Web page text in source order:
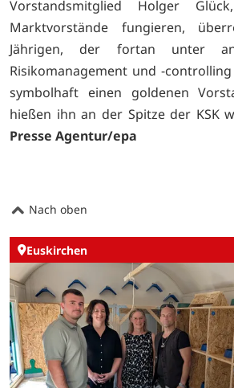
Vorstandsmitglied Holger
Marktvorstände fungieren,
Jährigen, der fortan unter
Risikomanagement und -
symbolhaft einen goldenen
hießen ihn an der Spitze der KSK
Presse Agentur/epa
Nach oben
Euskirchen